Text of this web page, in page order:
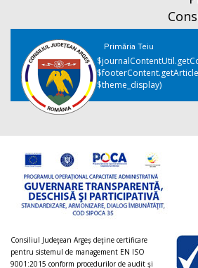
Primăria Teiu
$theme_display)
Consiliul Judeţean Argeș deţine certificare
pentru sistemul de management EN ISO
9001:2015 conform procedurilor de audit şi